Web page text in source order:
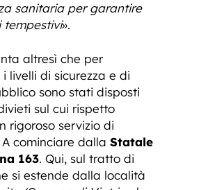
sanitaria per garantire
tempestivi».
altresì che per
livelli di sicurezza e di
sono stati disposti
sul cui rispetto
rigoroso servizio di
cominciare dalla Statale
163. Qui, sul tratto di
si estende dalla località